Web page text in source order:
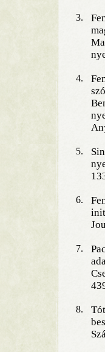
3.
4.
5.
6.
7.
8.